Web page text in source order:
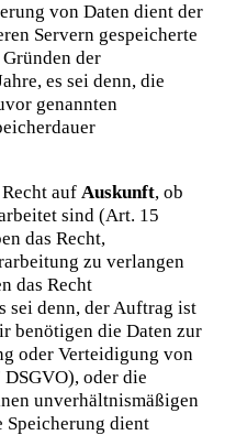
von Daten dient der
Servern gespeicherte
der
es sei denn, die
genannten
auf Auskunft, ob
sind (Art. 15
das Recht,
zu verlangen
das Recht
sei denn, der Auftrag ist
benötigen die Daten zur
oder Verteidigung von
oder die
unverhältnismäßigen
Speicherung dient